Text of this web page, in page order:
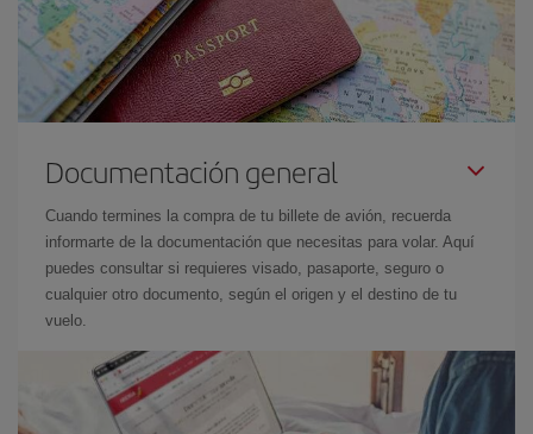
Documentación general
Cuando termines la compra de tu billete de avión, recuerda
informarte de la documentación que necesitas para volar. Aquí
puedes consultar si requieres visado, pasaporte, seguro o
cualquier otro documento, según el origen y el destino de tu
vuelo.